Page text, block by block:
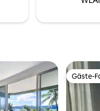
Gäste-
Gäste-